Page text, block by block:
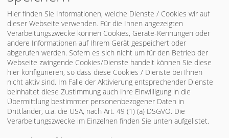
Neubau. Was bedeutet das für uns in Freiburg?
Ältere Artikel » • Alle Artikel nach Themen sortiert
RSS-NACHRICHTENTICKER
RSS-Nachrichtenticker, Adresse und Infos.
Hier finden Sie Informationen, welche Dienste / Cookies wir auf
dieser Webseite verwenden. Für die Ihnen angezeigten
Verarbeitungszwecke können Cookies, Geräte-Kennungen oder
andere Informationen auf Ihrem Gerät gespeichert oder
abgerufen werden. Sofern es sich nicht um für den Betrieb der
Webseite zwingende Cookies/Dienste handelt können Sie diese
hier konfigurieren, so dass diese Cookies / Dienste bei Ihnen
nicht aktiv sind. Im Falle der Aktivierung entsprechender Dienste
beinhaltet diese Zustimmung auch Ihre Einwilligung in die
Übermittlung bestimmter personenbezogener Daten in
Drittländer, u.a. die USA, nach Art. 49 (1) (a) DSGVO. Die
Verarbeitungszwecke im Einzelnen finden Sie unten aufgelistet.